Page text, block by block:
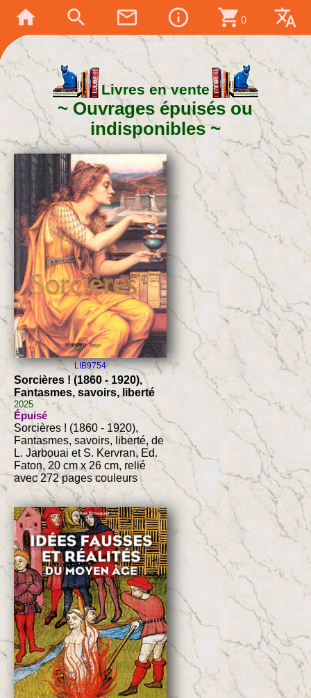
home search mail_outline info_outline shopping_cart 0 translate
Livres en vente
Ouvrages épuisés ou
indisponibles
LIB9754
Sorcières ! (1860 - 1920),
Fantasmes, savoirs, liberté
2025
Épuisé
Sorcières ! (1860 - 1920),
Fantasmes, savoirs, liberté, de
L. Jarbouai et S. Kervran, Ed.
Faton, 20 cm x 26 cm, relié
avec 272 pages couleurs